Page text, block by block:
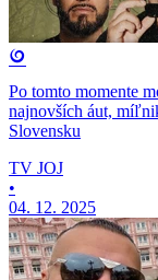
Po tomto momente
najnovších áut,
Slovensku
TV JOJ
•
04. 12. 2025